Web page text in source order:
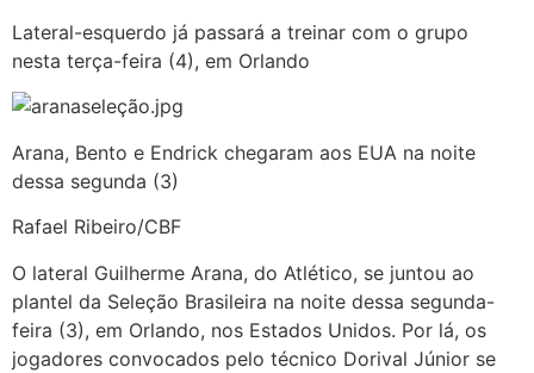
Lateral-esquerdo já passará a treinar com o grupo
nesta terça-feira (4), em Orlando
Arana, Bento e Endrick chegaram aos EUA na noite
dessa segunda (3)
Rafael Ribeiro/CBF
O lateral Guilherme Arana, do Atlético, se juntou ao
plantel da Seleção Brasileira na noite dessa segunda-
feira (3), em Orlando, nos Estados Unidos. Por lá, os
jogadores convocados pelo técnico Dorival Júnior se